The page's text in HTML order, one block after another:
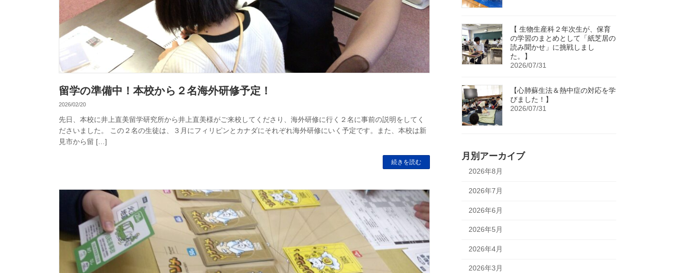
留学の準備中！本校から２名海外研修予定！
2026/02/20
先日、本校に井上直美留学研究所から井上直美様がご来校してくださり、海外研修に行く２名に事前の説明をしてく
ださいました。 この２名の生徒は、３月にフィリピンとカナダにそれぞれ海外研修にいく予定です。また、本校は新
見市から留 […]
続きを読む
【 生物生産科２年次生が、保育
の学習のまとめとして「紙芝居の
読み聞かせ」に挑戦しまし
た。】
2026/07/31
【心肺蘇生法＆熱中症の対応を学
びました！】
2026/07/31
月別アーカイブ
2026年8月
2026年7月
2026年6月
2026年5月
2026年4月
2026年3月